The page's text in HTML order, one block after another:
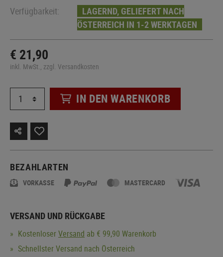
Verfügbarkeit:
LAGERND, GELIEFERT NACH
ÖSTERREICH IN 1-2 WERKTAGEN
€ 21,90
inkl. MwSt., zzgl. Versandkosten
IN DEN WARENKORB
BEZAHLARTEN
VORKASSE MASTERCARD
VERSAND UND RÜCKGABE
KostenloserVersand ab € 99,90 Warenkorb
Schnellster Versand nach Österreich